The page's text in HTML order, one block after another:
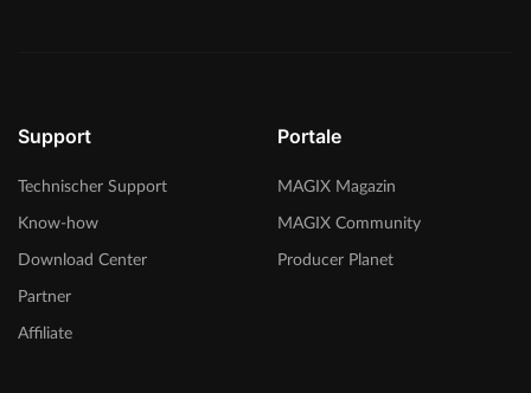
Support
Technischer Support
Know-how
Download Center
Partner
Affiliate
Portale
MAGIX Magazin
MAGIX Community
Producer Planet